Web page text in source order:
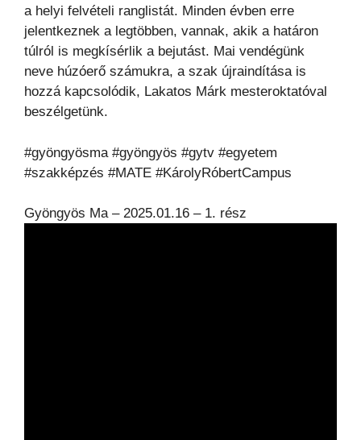
a helyi felvételi ranglistát. Minden évben erre
jelentkeznek a legtöbben, vannak, akik a határon
túlról is megkísérlik a bejutást. Mai vendégünk
neve húzóerő számukra, a szak újraindítása is
hozzá kapcsolódik, Lakatos Márk mesteroktatóval
beszélgetünk.
#gyöngyösma #gyöngyös #gytv #egyetem
#szakképzés #MATE #KárolyRóbertCampus
Gyöngyös Ma – 2025.01.16 – 1. rész